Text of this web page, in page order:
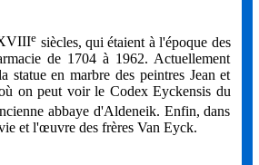
e siècles, qui étaient à l'époque des
de 1704 à 1962. Actuellement
en marbre des peintres Jean et
on peut voir le Codex Eyckensis du
abbaye d'Aldeneik. Enfin, dans
et l'œuvre des frères Van Eyck.